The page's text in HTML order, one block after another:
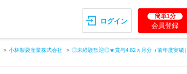
ログイン
簡単1分
会員登録
小林製袋産業株式会社
◎未経験歓迎◎★賞与4.82ヵ月分（前年度実績）